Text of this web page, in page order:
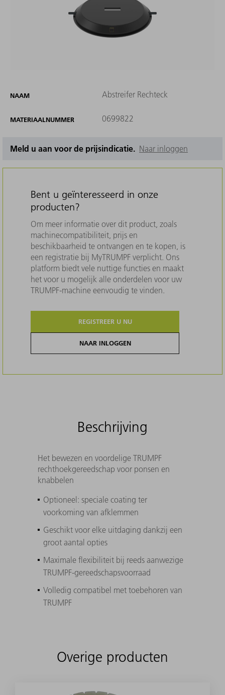
NAAM Abstreifer Rechteck
MATERIAALNUMMER 0699822
Meld u aan voor de prijsindicatie. Naar inloggen
Bent u geïnteresseerd in onze
producten?
Om meer informatie over dit product, zoals
machinecompatibiliteit, prijs en
beschikbaarheid te ontvangen en te kopen, is
een registratie bij MyTRUMPF verplicht. Ons
platform biedt vele nuttige functies en maakt
het voor u mogelijk alle onderdelen voor uw
TRUMPF-machine eenvoudig te vinden.
REGISTREER U NU
NAAR INLOGGEN
Beschrijving
Het bewezen en voordelige TRUMPF
rechthoekgereedschap voor ponsen en
knabbelen
Optioneel: speciale coating ter
voorkoming van afklemmen
Geschikt voor elke uitdaging dankzij een
groot aantal opties
Maximale flexibiliteit bij reeds aanwezige
TRUMPF-gereedschapsvoorraad
Volledig compatibel met toebehoren van
TRUMPF
Overige producten